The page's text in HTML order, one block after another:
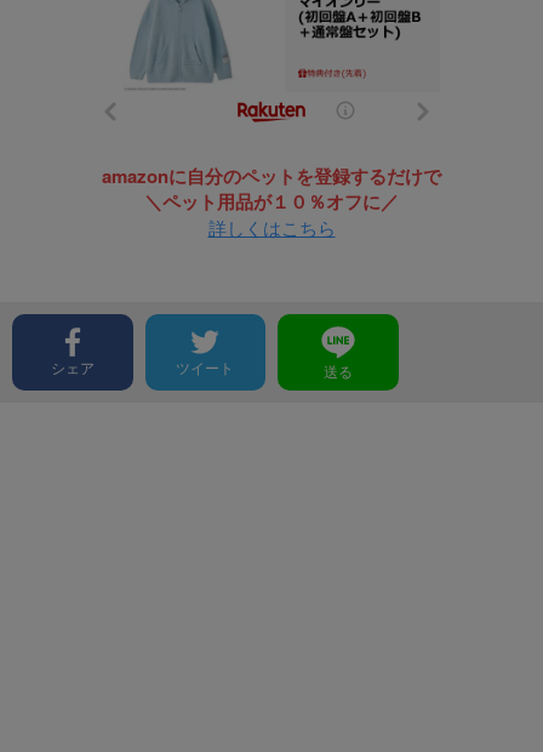
amazonに自分のペットを登録するだけで
＼ペット用品が１０％オフに／
詳しくはこちら
シェア ツイート 送る